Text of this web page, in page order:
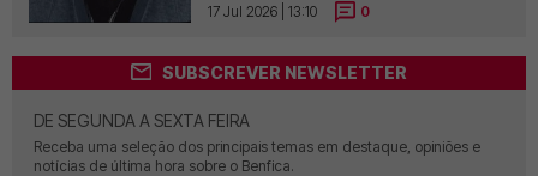
17 Jul 2026 | 13:10
0
SUBSCREVER NEWSLETTER
DE SEGUNDA A SEXTA FEIRA
Receba uma seleção dos principais temas em destaque, opiniões e
notícias de última hora sobre o Benfica.